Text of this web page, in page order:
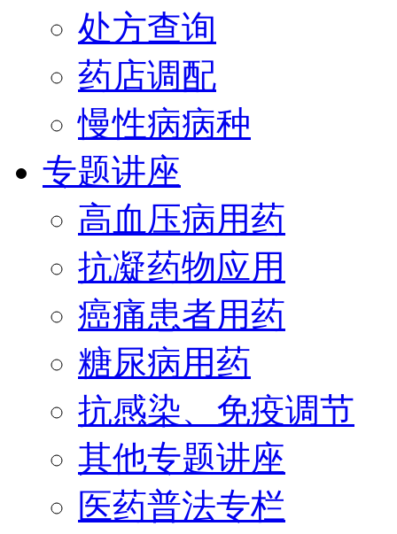
处方查询
药店调配
慢性病病种
专题讲座
高血压病用药
抗凝药物应用
癌痛患者用药
糖尿病用药
抗感染、免疫调节
其他专题讲座
医药普法专栏